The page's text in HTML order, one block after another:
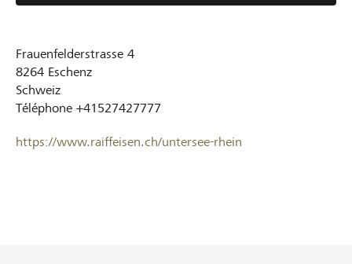
Frauenfelderstrasse 4
8264 Eschenz
Schweiz
Téléphone +41527427777
https://www.raiffeisen.ch/untersee-rhein